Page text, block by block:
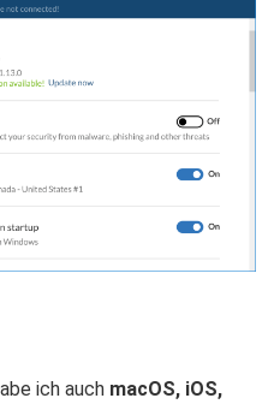
ich auch macOS, iOS,